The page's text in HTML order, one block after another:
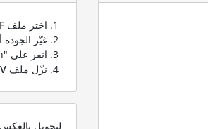
اختر ملف
غيّر الجودة
انقر على "Start conversion" لتحويل ملفك من
نزّل ملف
لتحويل